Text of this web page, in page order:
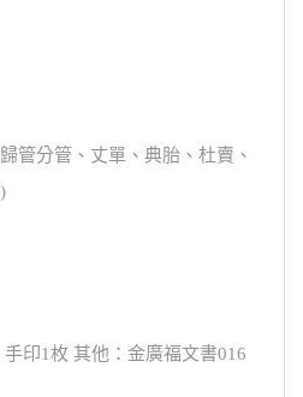
管分管、丈單、典胎、杜賣、
印1枚 其他：金廣福文書016